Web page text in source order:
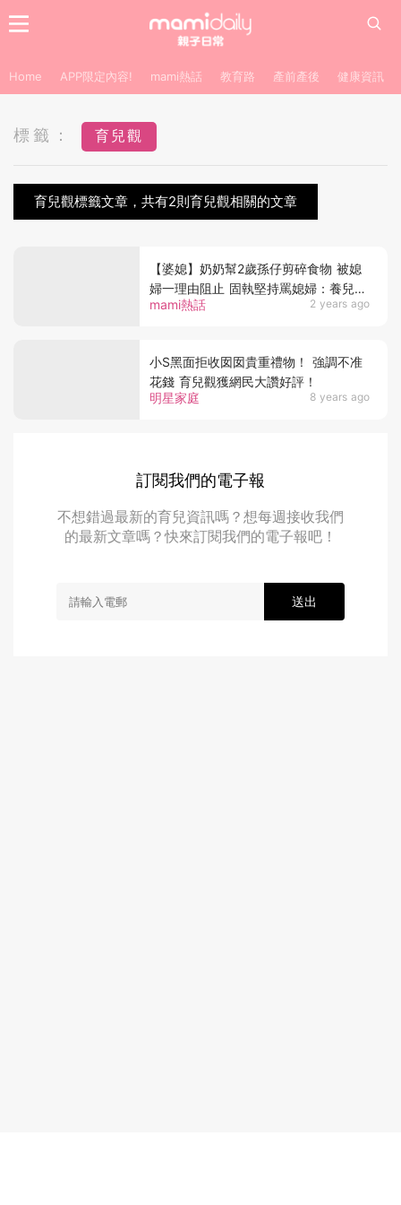
Home APP限定內容! mami熱話 教育路 產前產後 健康資訊
標籤： 育兒觀
育兒觀標籤文章，共有2則育兒觀相關的文章
mami熱話 2 years ago
【婆媳】奶奶幫2歲孫仔剪碎食物 被媳
婦一理由阻止 固執堅持罵媳婦：養兒
30年觀念都錯嗎
明星家庭 8 years ago
小S黑面拒收囡囡貴重禮物！ 強調不准
花錢 育兒觀獲網民大讚好評！
訂閱我們的電子報
不想錯過最新的育兒資訊嗎？想每週接收我們
的最新文章嗎？快來訂閱我們的電子報吧！
送出